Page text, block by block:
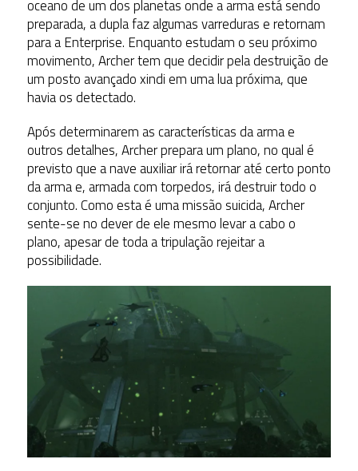
oceano de um dos planetas onde a arma está sendo
preparada, a dupla faz algumas varreduras e retornam
para a Enterprise. Enquanto estudam o seu próximo
movimento, Archer tem que decidir pela destruição de
um posto avançado xindi em uma lua próxima, que
havia os detectado.
Após determinarem as características da arma e
outros detalhes, Archer prepara um plano, no qual é
previsto que a nave auxiliar irá retornar até certo ponto
da arma e, armada com torpedos, irá destruir todo o
conjunto. Como esta é uma missão suicida, Archer
sente-se no dever de ele mesmo levar a cabo o
plano, apesar de toda a tripulação rejeitar a
possibilidade.